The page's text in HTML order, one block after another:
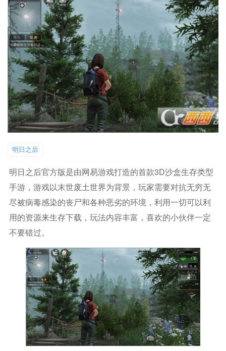
明日之后
明日之后官方版是由网易游戏打造的首款3D沙盒生存类型
手游，游戏以末世废土世界为背景，玩家需要对抗无穷无
尽被病毒感染的丧尸和各种恶劣的环境，利用一切可以利
用的资源来生存下载，玩法内容丰富，喜欢的小伙伴一定
不要错过。